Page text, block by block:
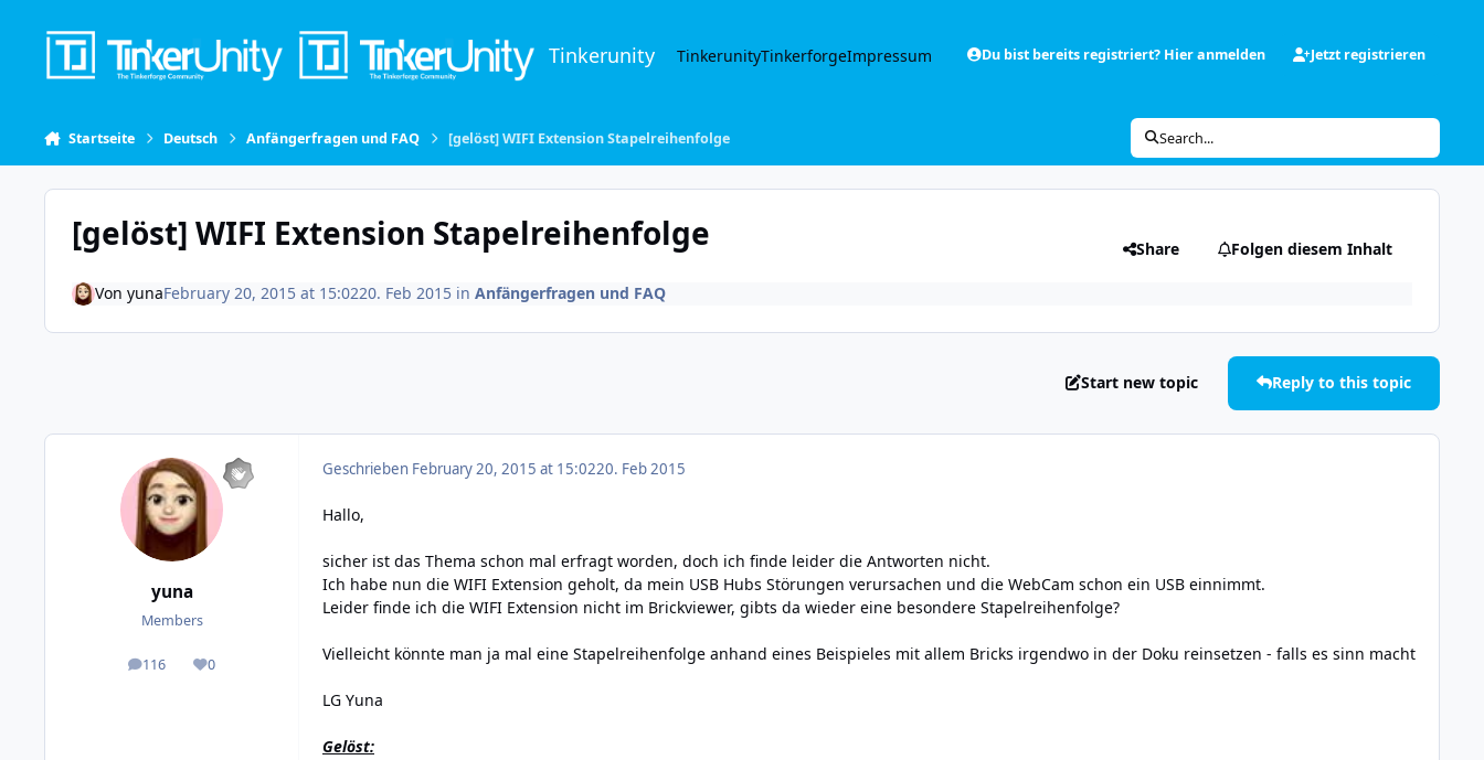
Tinkerunity TinkerunityTinkerforgeImpressum Du bist bereits registriert? Hier anmelden Jetzt registrieren
Startseite Deutsch Anfängerfragen und FAQ [gelöst] WIFI Extension Stapelreihenfolge Search...
[gelöst] WIFI Extension Stapelreihenfolge Share Folgen diesem Inhalt
Von yunaFebruary 20, 2015 at 15:0220. Feb 2015in Anfängerfragen und FAQ
Start new topic Reply to this topic
yuna
Members
116
posts 0
Reputation
Geschrieben February 20, 2015 at 15:0220. Feb 2015
Hallo,
sicher ist das Thema schon mal erfragt worden, doch ich finde leider die Antworten nicht.
Ich habe nun die WIFI Extension geholt, da mein USB Hubs Störungen verursachen und die WebCam schon ein USB einnimmt.
Leider finde ich die WIFI Extension nicht im Brickviewer, gibts da wieder eine besondere Stapelreihenfolge?
Vielleicht könnte man ja mal eine Stapelreihenfolge anhand eines Beispieles mit allem Bricks irgendwo in der Doku reinsetzen - falls es sinn macht
LG Yuna
Gelöst: